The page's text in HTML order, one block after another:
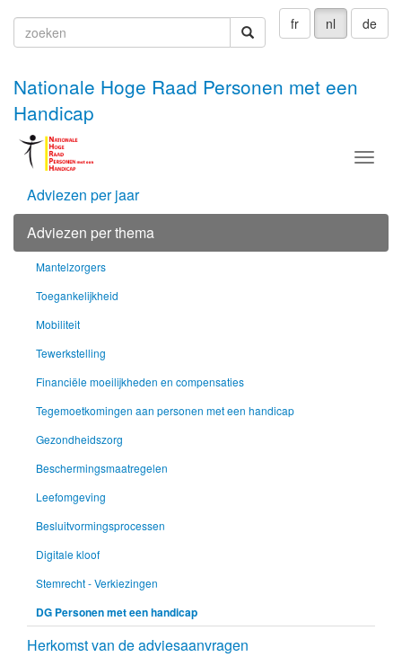
fr nl de
zoeken
Nationale Hoge Raad Personen met een
Handicap
Menu
Adviezen per jaar
Adviezen per thema
Mantelzorgers
Toegankelijkheid
Mobiliteit
Tewerkstelling
Financiële moeilijkheden en compensaties
Tegemoetkomingen aan personen met een handicap
Gezondheidszorg
Beschermingsmaatregelen
Leefomgeving
Besluitvormingsprocessen
Digitale kloof
Stemrecht - Verkiezingen
DG Personen met een handicap
Herkomst van de adviesaanvragen